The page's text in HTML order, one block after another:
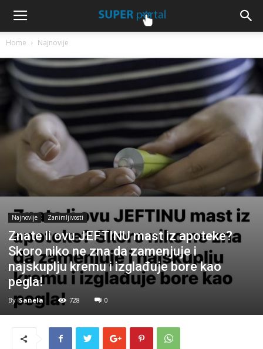
Home Najnovije
Najnovije Zanimljivosti
Znate li ovu JEFTINU mast iz apoteke?
Skoro niko ne zna da zamenjuje i
najskuplju kremu i izglađuje bore kao
pegla!
By Sanela 728 0